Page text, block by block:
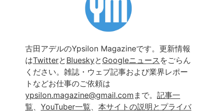
古田アデルのYpsilon Magazineです。更新情報
はTwitterと Blueskyと Googleニュース をごらん
ください。雑誌・ウェブ記事および業界レポー
トなどお仕事のご依頼は
ypsilon.magazine@gmail.com まで。 記事一
覧
YouTuber一覧
本サイトの説明とプライバ